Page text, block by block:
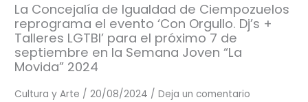
La Concejalía de Igualdad de Ciempozuelos
reprograma el evento ‘Con Orgullo. Dj’s +
Talleres LGTBI’ para el próximo 7 de
septiembre en la Semana Joven “La
Movida” 2024
Cultura y Arte /20/08/2024 /Deja un comentario